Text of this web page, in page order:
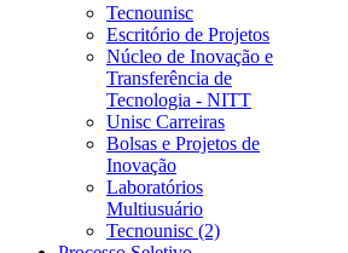
Tecnounisc
Escritório de Projetos
Núcleo de Inovação e
Transferência de
Tecnologia - NITT
Unisc Carreiras
Bolsas e Projetos de
Inovação
Laboratórios
Multiusuário
Tecnounisc (2)